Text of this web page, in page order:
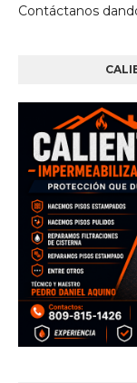
Contáctanos